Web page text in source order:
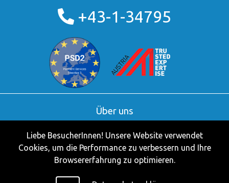
+43-1-34795
Über uns
Kontakt
Partner
Impressum
Datenschutzerklärung
Liebe BesucherInnen! Unsere Website verwendet
Cookies, um die Performance zu verbessern und Ihre
Browsererfahrung zu optimieren.